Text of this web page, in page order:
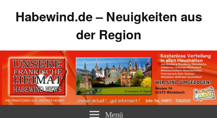
Habewind.de – Neuigkeiten aus
der Region
Menü